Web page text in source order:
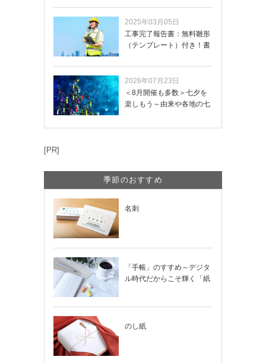
2025年03月05日
工事完了報告書：無料雛形
（テンプレート）付き！書
2026年07月23日
＜8月開催も多数＞七夕を
楽しもう～由来や各地の七
[PR]
季節のおすすめ
名刺
「手帳」のすすめ～デジタ
ル時代だからこそ輝く「紙
のし紙